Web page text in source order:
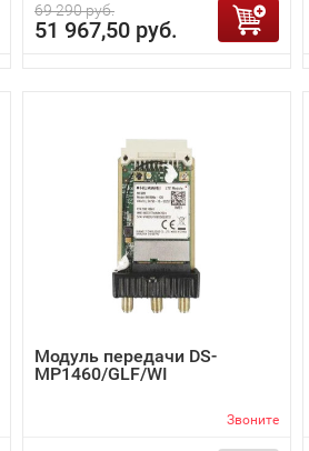
69 290 руб.
51 967,50 руб.
Модуль передачи DS-
MP1460/GLF/WI
Звоните